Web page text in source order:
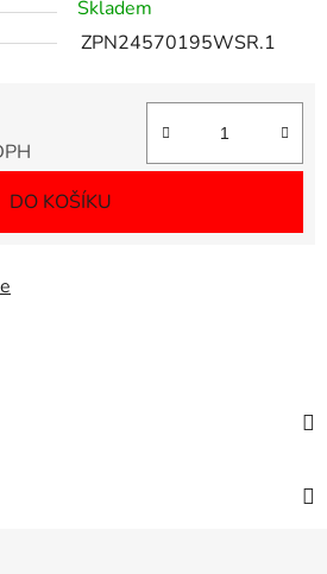
Skladem
ZPN24570195WSR.1
DO KOŠÍKU